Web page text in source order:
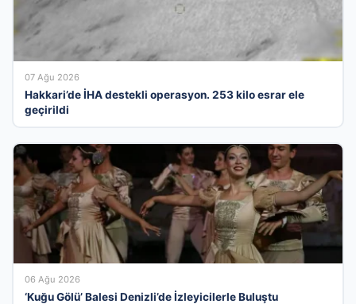
07 Ağu 2026
Hakkari’de İHA destekli operasyon. 253 kilo esrar ele
geçirildi
06 Ağu 2026
‘Kuğu Gölü’ Balesi Denizli’de İzleyicilerle Buluştu